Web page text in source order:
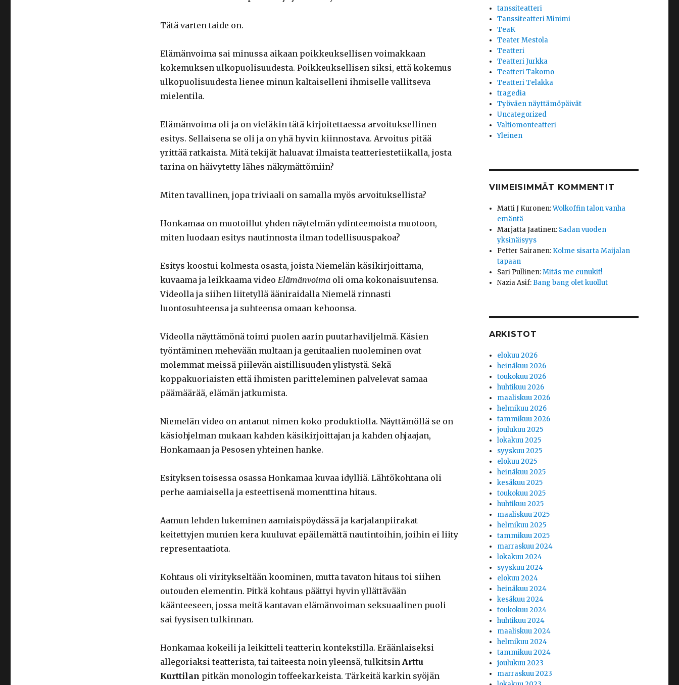
Tätä varten taide on.
Elämänvoima sai minussa aikaan poikkeuksellisen voimakkaan
kokemuksen ulkopuolisuudesta. Poikkeuksellisen siksi, että kokemus
ulkopuolisuudesta lienee minun kaltaiselleni ihmiselle vallitseva
mielentila.
Elämänvoima oli ja on vieläkin tätä kirjoitettaessa arvoituksellinen
esitys. Sellaisena se oli ja on yhä hyvin kiinnostava. Arvoitus pitää
yrittää ratkaista. Mitä tekijät haluavat ilmaista teatteriestetiikalla, josta
tarina on häivytetty lähes näkymättömiin?
Miten tavallinen, jopa triviaali on samalla myös arvoituksellista?
Honkamaa on muotoillut yhden näytelmän ydinteemoista muotoon,
miten luodaan esitys nautinnosta ilman todellisuuspakoa?
Esitys koostui kolmesta osasta, joista Niemelän käsikirjoittama,
kuvaama ja leikkaama video Elämänvoimaoli oma kokonaisuutensa.
Videolla ja siihen liitetyllä ääniraidalla Niemelä rinnasti
luontosuhteensa ja suhteensa omaan kehoonsa.
Videolla näyttämönä toimi puolen aarin puutarhaviljelmä. Käsien
työntäminen mehevään multaan ja genitaalien nuoleminen ovat
molemmat meissä piilevän aistillisuuden ylistystä. Sekä
koppakuoriaisten että ihmisten paritteleminen palvelevat samaa
päämäärää, elämän jatkumista.
Niemelän video on antanut nimen koko produktiolla. Näyttämöllä se on
käsiohjelman mukaan kahden käsikirjoittajan ja kahden ohjaajan,
Honkamaan ja Pesosen yhteinen hanke.
Esityksen toisessa osassa Honkamaa kuvaa idylliä. Lähtökohtana oli
perhe aamiaisella ja esteettisenä momenttina hitaus.
Aamun lehden lukeminen aamiaispöydässä ja karjalanpiirakat
keitettyjen munien kera kuuluvat epäilemättä nautintoihin, joihin ei liity
representaatiota.
Kohtaus oli viritykseltään koominen, mutta tavaton hitaus toi siihen
outouden elementin. Pitkä kohtaus päättyi hyvin yllättävään
käänteeseen, jossa meitä kantavan elämänvoiman seksuaalinen puoli
sai fyysisen tulkinnan.
Honkamaa kokeili ja leikitteli teatterin kontekstilla. Eräänlaiseksi
allegoriaksi teatterista, tai taiteesta noin yleensä, tulkitsin Arttu
Kurttilan pitkän monologin toffeekarkeista. Tärkeitä karkin syöjän
tanssiteatteri
Tanssiteatteri Minimi
TeaK
Teater Mestola
Teatteri
Teatteri Jurkka
Teatteri Takomo
Teatteri Telakka
tragedia
Työväen näyttämöpäivät
Uncategorized
Valtiomonteatteri
Yleinen
VIIMEISIMMÄT KOMMENTIT
Matti J Kuronen:Wolkoffin talon vanha
emäntä
Marjatta Jaatinen: Sadan vuoden
yksinäisyys
Petter Sairanen: Kolme sisarta Maijalan
tapaan
Sari Pullinen:Mitäs me eunukit!
Nazia Asif: Bang bang olet kuollut
ARKISTOT
elokuu 2026
heinäkuu 2026
toukokuu 2026
huhtikuu 2026
maaliskuu 2026
helmikuu 2026
tammikuu 2026
joulukuu 2025
lokakuu 2025
syyskuu 2025
elokuu 2025
heinäkuu 2025
kesäkuu 2025
toukokuu 2025
huhtikuu 2025
maaliskuu 2025
helmikuu 2025
tammikuu 2025
marraskuu 2024
lokakuu 2024
syyskuu 2024
elokuu 2024
heinäkuu 2024
kesäkuu 2024
toukokuu 2024
huhtikuu 2024
maaliskuu 2024
helmikuu 2024
tammikuu 2024
joulukuu 2023
marraskuu 2023